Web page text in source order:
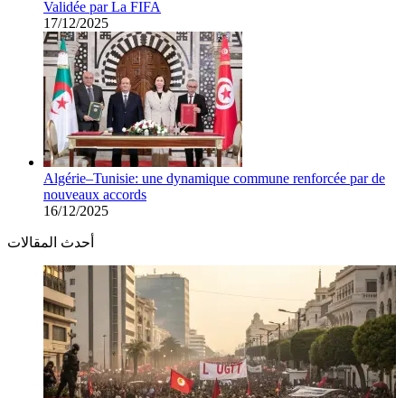
Validée par La FIFA
17/12/2025
Algérie–Tunisie: une dynamique commune renforcée par de
nouveaux accords
16/12/2025
أحدث المقالات